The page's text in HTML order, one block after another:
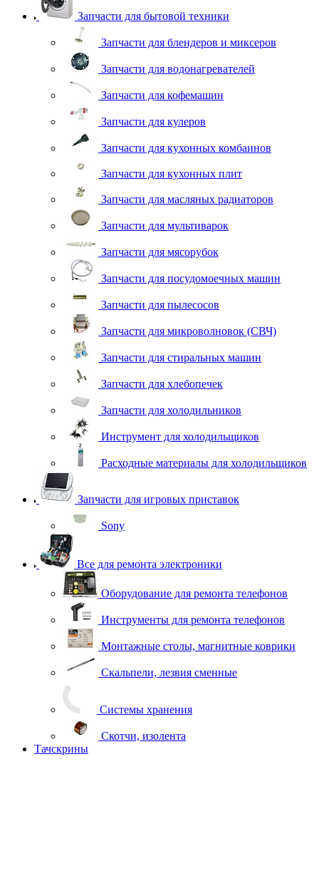
Запчасти для бытовой техники
Запчасти для блендеров и миксеров
Запчасти для водонагревателей
Запчасти для кофемашин
Запчасти для кулеров
Запчасти для кухонных комбаинов
Запчасти для кухонных плит
Запчасти для масляных радиаторов
Запчасти для мультиварок
Запчасти для мясорубок
Запчасти для посудомоечных машин
Запчасти для пылесосов
Запчасти для микроволновок (СВЧ)
Запчасти для стиральных машин
Запчасти для хлебопечек
Запчасти для холодильников
Инструмент для холодильщиков
Расходные материалы для холодильщиков
Запчасти для игровых приставок
Sony
Все для ремонта электроники
Оборудование для ремонта телефонов
Инструменты для ремонта телефонов
Монтажные столы, магнитные коврики
Скальпели, лезвия сменные
Тачскрины